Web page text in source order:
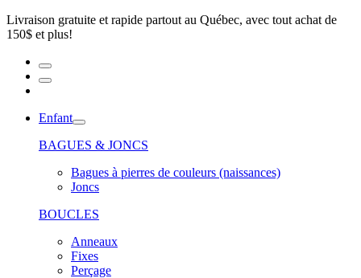
Livraison gratuite et rapide partout au Québec, avec tout achat de
150$ et plus!
Enfant
BAGUES & JONCS
Bagues à pierres de couleurs (naissances)
Joncs
BOUCLES
Anneaux
Fixes
Perçage